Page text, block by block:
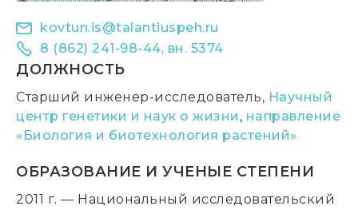
kovtun.is@talantiuspeh.ru
8 (862) 241-98-44, вн. 5374
ДОЛЖНОСТЬ
Старший инженер-исследователь, Научный
центр генетики и наук о жизни , направление
«Биология и биотехнология растений»
ОБРАЗОВАНИЕ И УЧЕНЫЕ СТЕПЕНИ
2011 г. — Национальный исследовательский